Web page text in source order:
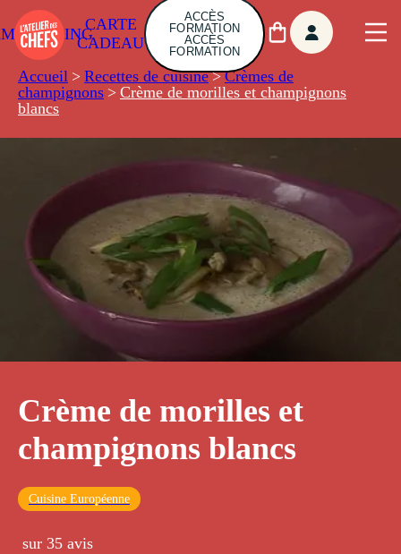
CARTE
CADEAU
ACCÈS
FORMATION
ACCÈS
FORMATION
Accueil > Recettes de cuisine > Crèmes de
champignons > Crème de morilles et champignons
blancs
Crème de morilles et
champignons blancs
Cuisine Européenne
sur 35 avis